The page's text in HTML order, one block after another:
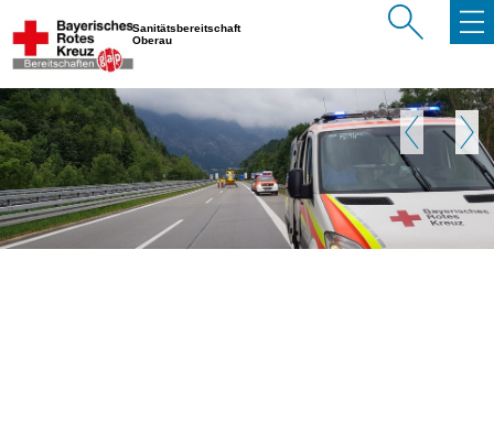
Sanitätsbereitschaft
Oberau
Zurück